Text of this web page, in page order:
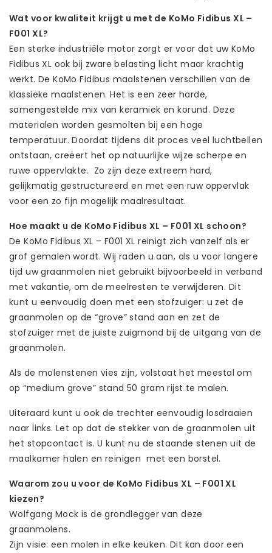
Wat voor kwaliteit krijgt u met de KoMo Fidibus XL –
F001 XL?
Een sterke industriële motor zorgt er voor dat uw KoMo
Fidibus XL ook bij zware belasting licht maar krachtig
werkt. De KoMo Fidibus maalstenen verschillen van de
klassieke maalstenen. Het is een zeer harde,
samengestelde mix van keramiek en korund. Deze
materialen worden gesmolten bij een hoge
temperatuur. Doordat tijdens dit proces veel luchtbellen
ontstaan, creëert het op natuurlijke wijze scherpe en
ruwe oppervlakte. Zo zijn deze extreem hard,
gelijkmatig gestructureerd en met een ruw oppervlak
voor een zo fijn mogelijk maalresultaat.
Hoe maakt u de KoMo Fidibus XL – F001 XL schoon?
De KoMo Fidibus XL – F001 XL reinigt zich vanzelf als er
grof gemalen wordt. Wij raden u aan, als u voor langere
tijd uw graanmolen niet gebruikt bijvoorbeeld in verband
met vakantie, om de meelresten te verwijderen. Dit
kunt u eenvoudig doen met een stofzuiger: u zet de
graanmolen op de “grove” stand aan en zet de
stofzuiger met de juiste zuigmond bij de uitgang van de
graanmolen.
Als de molenstenen vies zijn, volstaat het meestal om
op “medium grove” stand 50 gram rijst te malen.
Uiteraard kunt u ook de trechter eenvoudig losdraaien
naar links. Let op dat de stekker van de graanmolen uit
het stopcontact is. U kunt nu de staande stenen uit de
maalkamer halen en reinigen met een borstel.
Waarom zou u voor de KoMo Fidibus XL – F001 XL
kiezen?
Wolfgang Mock is de grondlegger van deze
graanmolens.
Zijn visie: een molen in elke keuken. Dit kan door een